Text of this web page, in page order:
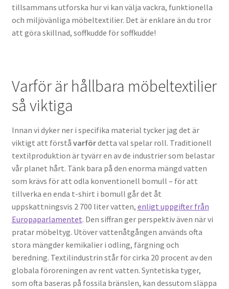
tillsammans utforska hur vi kan välja vackra, funktionella
och miljövänliga möbeltextilier. Det är enklare än du tror
att göra skillnad, soffkudde för soffkudde!
Varför är hållbara möbeltextilier
så viktiga
Innan vi dyker ner i specifika material tycker jag det är
viktigt att förstå varfördetta val spelar roll. Traditionell
textilproduktion är tyvärr en av de industrier som belastar
vår planet hårt. Tänk bara på den enorma mängd vatten
som krävs för att odla konventionell bomull – för att
tillverka en enda t-shirt i bomull går det åt
uppskattningsvis 2 700 liter vatten, enligt uppgifter från
Europaparlamentet. Den siffran ger perspektiv även när vi
pratar möbeltyg. Utöver vattenåtgången används ofta
stora mängder kemikalier i odling, färgning och
beredning. Textilindustrin står för cirka 20 procent av den
globala föroreningen av rent vatten. Syntetiska tyger,
som ofta baseras på fossila bränslen, kan dessutom släppa